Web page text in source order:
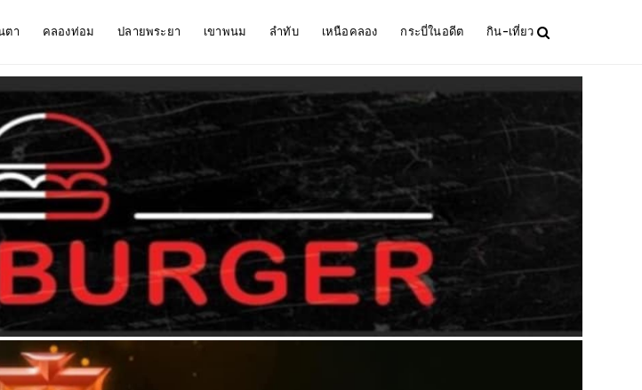
ตา คลองท่อม ปลายพระยา เขาพนม ลำทับ เหนือคลอง กระบี่ในอดีต กิน-เที่ยว